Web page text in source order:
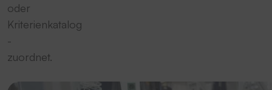
oder
Kriterienkatalog
-
zuordnet.